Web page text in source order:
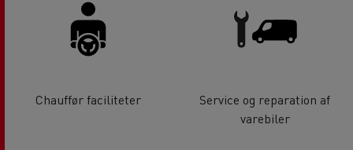
Chauffør faciliteter
Service og reparation af
varebiler